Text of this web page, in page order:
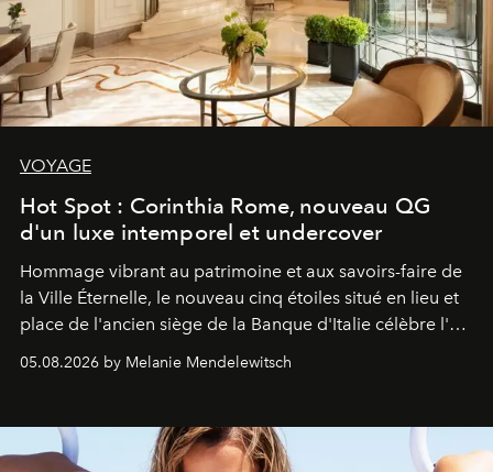
VOYAGE
Hot Spot : Corinthia Rome, nouveau QG
d'un luxe intemporel et undercover
Hommage vibrant au patrimoine et aux savoirs-faire de
la Ville Éternelle, le nouveau cinq étoiles situé en lieu et
place de l'ancien siège de la Banque d'Italie célèbre l'art
05.08.2026 by Melanie Mendelewitsch